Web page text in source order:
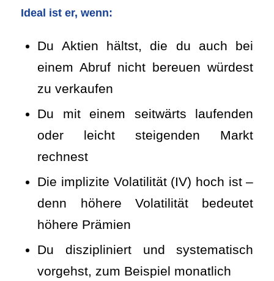
Ideal ist er, wenn:
Du Aktien hältst, die du auch bei
einem Abruf nicht bereuen würdest
zu verkaufen
Du mit einem seitwärts laufenden
oder leicht steigenden Markt
rechnest
Die implizite Volatilität (IV) hoch ist –
denn höhere Volatilität bedeutet
höhere Prämien
Du diszipliniert und systematisch
vorgehst, zum Beispiel monatlich